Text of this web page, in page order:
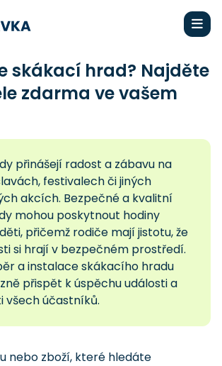
skákací hrad? Najděte
zdarma ve vašem
přinášejí radost a zábavu na
festivalech či jiných
akcích. Bezpečné a kvalitní
mohou poskytnout hodiny
přičemž rodiče mají jistotu, že
si hrají v bezpečném prostředí.
a instalace skákacího hradu
přispět k úspěchu události a
všech účastníků.
nebo zboží, které hledáte